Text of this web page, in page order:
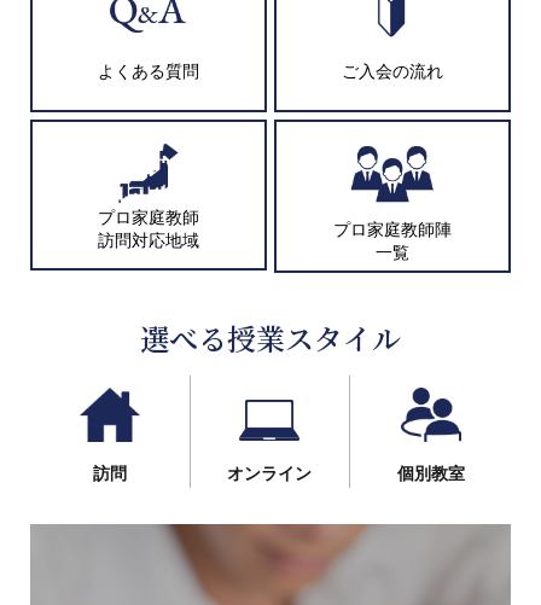
よくある質問 ご入会の流れ
プロ家庭教師
訪問対応地域
プロ家庭教師陣
一覧
選べる授業スタイル
訪問 オンライン 個別教室